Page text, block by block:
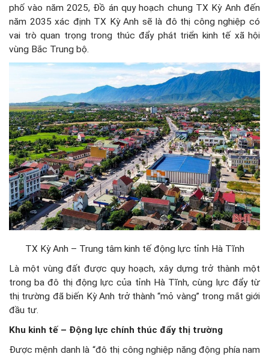
phố vào năm 2025, Đồ án quy hoạch chung TX Kỳ Anh đến
năm 2035 xác định TX Kỳ Anh sẽ là đô thị công nghiệp có
vai trò quan trọng trong thúc đẩy phát triển kinh tế xã hội
vùng Bắc Trung bộ.
TX Kỳ Anh – Trung tâm kinh tế động lực tỉnh Hà Tĩnh
Là một vùng đất được quy hoạch, xây dựng trở thành một
trong ba đô thị động lực của tỉnh Hà Tĩnh, cùng lực đẩy từ
thị trường đã biến Kỳ Anh trở thành “mỏ vàng” trong mắt giới
đầu tư.
Khu kinh tế – Động lực chính thúc đẩy thị trường
Được mệnh danh là “đô thị công nghiệp năng động phía nam